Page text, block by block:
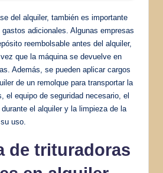
del alquiler, también es importante
adicionales. Algunas empresas
reembolsable antes del alquiler,
que la máquina se devuelve en
Además, se pueden aplicar cargos
de un remolque para transportar la
el equipo de seguridad necesario, el
el alquiler y la limpieza de la
uso.
de trituradoras